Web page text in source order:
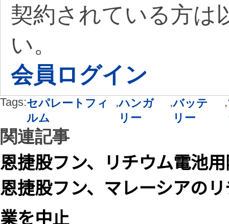
契約されている方は
い。
会員ログイン
Tags:セパレートフィ
ルム
,ハンガ
リー
,バッテ
リー
,
関連記事
恩捷股フン、リチウム電池
恩捷股フン、マレーシアの
業を中止